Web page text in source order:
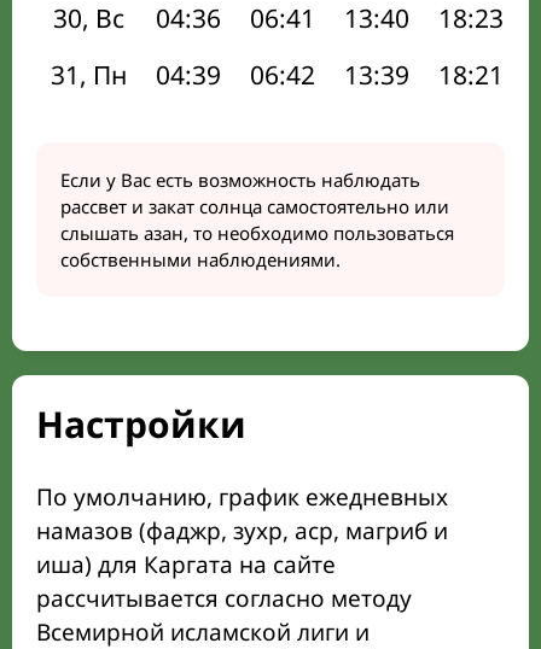
30, Вс
04:36 06:41 13:40 18:23
31, Пн
04:39 06:42 13:39 18:21
Если у Вас есть возможность наблюдать
рассвет и закат солнца самостоятельно или
слышать азан, то необходимо пользоваться
собственными наблюдениями.
Настройки
По умолчанию, график ежедневных
намазов (фаджр, зухр, аср, магриб и
иша) для Каргата на сайте
рассчитывается согласно методу
Всемирной исламской лиги и